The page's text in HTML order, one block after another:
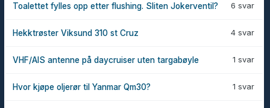
6 svar
Toalettet fylles opp etter flushing. Sliten Jokerventil?
4 svar
Hekktrøster Viksund 310 st Cruz
1 svar
VHF/AIS antenne på daycruiser uten targabøyle
1 svar
Hvor kjøpe oljerør til Yanmar Qm30?